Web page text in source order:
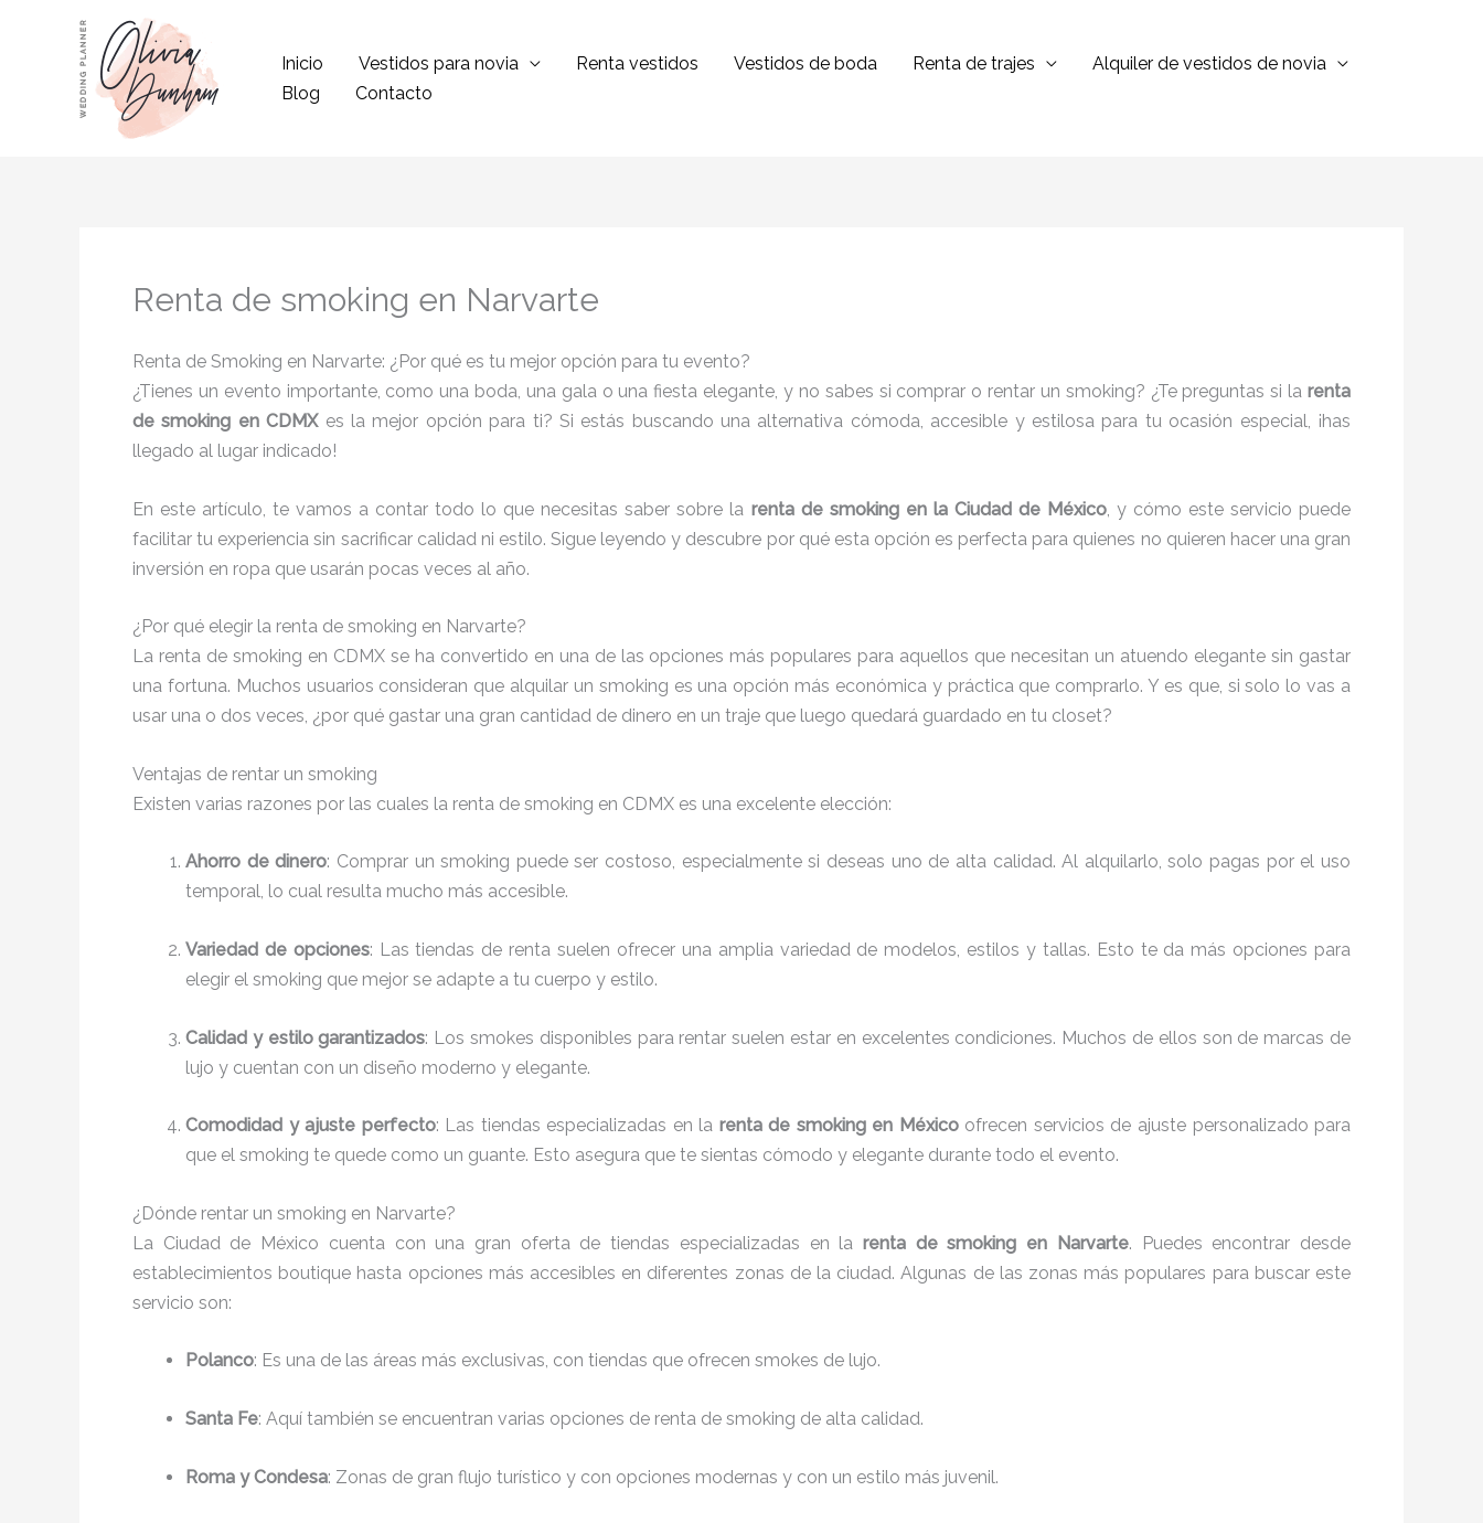
contenido
Inicio Vestidos para novia Renta vestidos Vestidos de boda Renta de trajes
Alquiler de vestidos de novia
Blog
Contacto
Renta de smoking en Narvarte
Renta de Smoking en Narvarte: ¿Por qué es tu mejor opción para tu evento?
¿Tienes un evento importante, como una boda, una gala o una fiesta elegante, y no sabes si comprar o rentar un smoking? ¿Te preguntas si la renta
de smoking en CDMXes la mejor opción para ti? Si estás buscando una alternativa cómoda, accesible y estilosa para tu ocasión especial, ¡has
llegado al lugar indicado!
En este artículo, te vamos a contar todo lo que necesitas saber sobre la renta de smoking en la Ciudad de México, y cómo este servicio puede
facilitar tu experiencia sin sacrificar calidad ni estilo. Sigue leyendo y descubre por qué esta opción es perfecta para quienes no quieren hacer una gran
inversión en ropa que usarán pocas veces al año.
¿Por qué elegir la renta de smoking en Narvarte?
La renta de smoking en CDMX se ha convertido en una de las opciones más populares para aquellos que necesitan un atuendo elegante sin gastar
una fortuna. Muchos usuarios consideran que alquilar un smoking es una opción más económica y práctica que comprarlo. Y es que, si solo lo vas a
usar una o dos veces, ¿por qué gastar una gran cantidad de dinero en un traje que luego quedará guardado en tu closet?
Ventajas de rentar un smoking
Existen varias razones por las cuales la renta de smoking en CDMX es una excelente elección:
Ahorro de dinero: Comprar un smoking puede ser costoso, especialmente si deseas uno de alta calidad. Al alquilarlo, solo pagas por el uso
temporal, lo cual resulta mucho más accesible.
Variedad de opciones: Las tiendas de renta suelen ofrecer una amplia variedad de modelos, estilos y tallas. Esto te da más opciones para
elegir el smoking que mejor se adapte a tu cuerpo y estilo.
Calidad y estilo garantizados: Los smokes disponibles para rentar suelen estar en excelentes condiciones. Muchos de ellos son de marcas de
lujo y cuentan con un diseño moderno y elegante.
Comodidad y ajuste perfecto: Las tiendas especializadas en la renta de smoking en Méxicoofrecen servicios de ajuste personalizado para
que el smoking te quede como un guante. Esto asegura que te sientas cómodo y elegante durante todo el evento.
¿Dónde rentar un smoking en Narvarte?
La Ciudad de México cuenta con una gran oferta de tiendas especializadas en la renta de smoking en Narvarte. Puedes encontrar desde
establecimientos boutique hasta opciones más accesibles en diferentes zonas de la ciudad. Algunas de las zonas más populares para buscar este
servicio son:
Polanco: Es una de las áreas más exclusivas, con tiendas que ofrecen smokes de lujo.
Santa Fe: Aquí también se encuentran varias opciones de renta de smoking de alta calidad.
Roma y Condesa: Zonas de gran flujo turístico y con opciones modernas y con un estilo más juvenil.